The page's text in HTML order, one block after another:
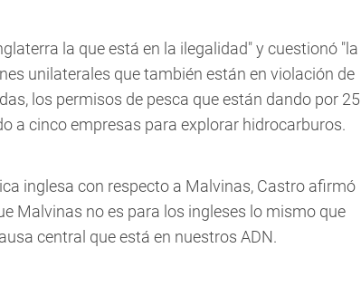
la que está en la ilegalidad" y cuestionó "la
unilaterales que también están en violación de
los permisos de pesca que están dando por 25
a cinco empresas para explorar hidrocarburos.
inglesa con respecto a Malvinas, Castro afirmó
Malvinas no es para los ingleses lo mismo que
central que está en nuestros ADN.